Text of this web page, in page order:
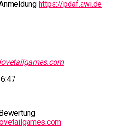
https://pdaf.awi.de